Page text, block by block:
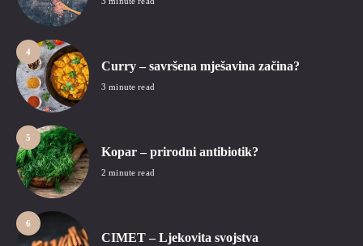
4
Curry – savršena mješavina začina?
3 minute read
5
Kopar – prirodni antibiotik?
2 minute read
6
CIMET – Ljekovita svojstva